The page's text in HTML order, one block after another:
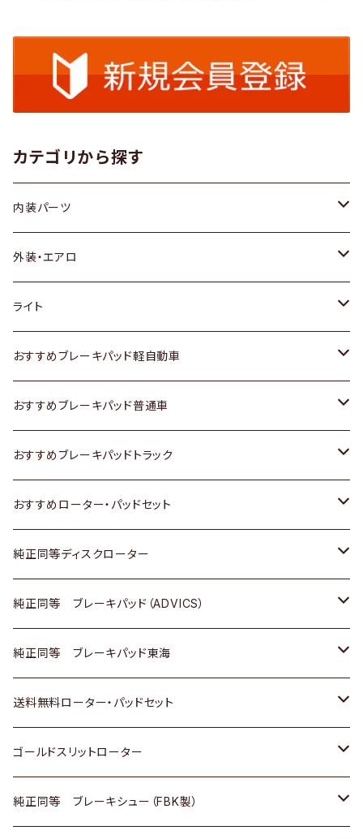
カテゴリから探す
内装パーツ
トヨタ
ホンダ
スズキ
日産
いすゞ
ダイハツ
マツダ
三菱
スバル
日野
三菱ふそう
ＢＭＷ
外装・エアロ
トヨタ
ホンダ
スズキ
日産
いすゞ
ダイハツ
マツダ
三菱
日野
三菱ふそう
ライト
トヨタ
スズキ
日産
いすゞ
ダイハツ
三菱
日野
三菱ふそう
その他
おすすめブレーキパッド軽自動車
トヨタ
ホンダ
スズキ
日産
ダイハツ
マツダ
三菱
スバル
おすすめブレーキパッド普通車
トヨタ
ホンダ
スズキ
日産
いすゞ
ダイハツ
マツダ
三菱
おすすめブレーキパッドトラック
トヨタ
日産
いすゞ
ダイハツ
マツダ
三菱
おすすめローター・パッドセット
トヨタ
ホンダ
スズキ
日産
ダイハツ
マツダ
純正同等ディスクローター
トヨタ
ホンダ
スズキ
日産
いすゞ
純正同等 ブレーキパッド（ADVICS）
トヨタ
ホンダ
スズキ
日産
純正同等 ブレーキパッド東海
トヨタ
ホンダ
日産
送料無料ローター・パッドセット
トヨタ
ホンダ
ゴールドスリットローター
トヨタ
純正同等 ブレーキシュー（FBK製）